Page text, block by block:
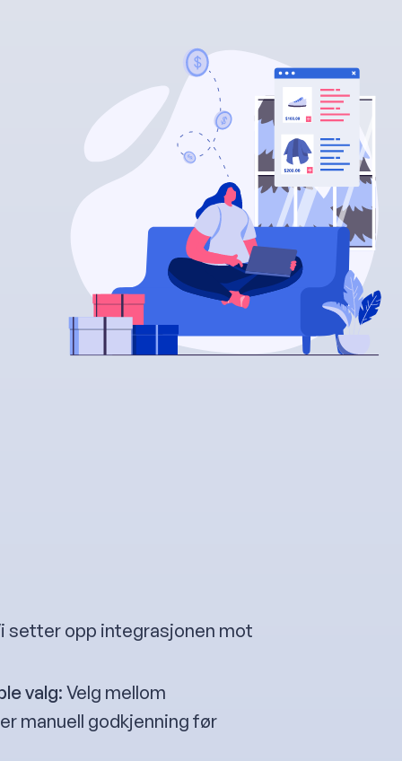
setter opp integrasjonen mot
valg: Velg mellom
manuell godkjenning før